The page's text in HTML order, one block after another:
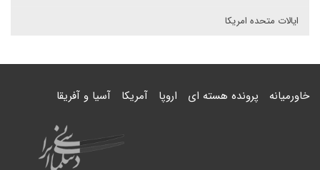
ایالات متحده امریکا
خاورمیانه پرونده هسته ای اروپا آمریکا آسیا و آفریقا